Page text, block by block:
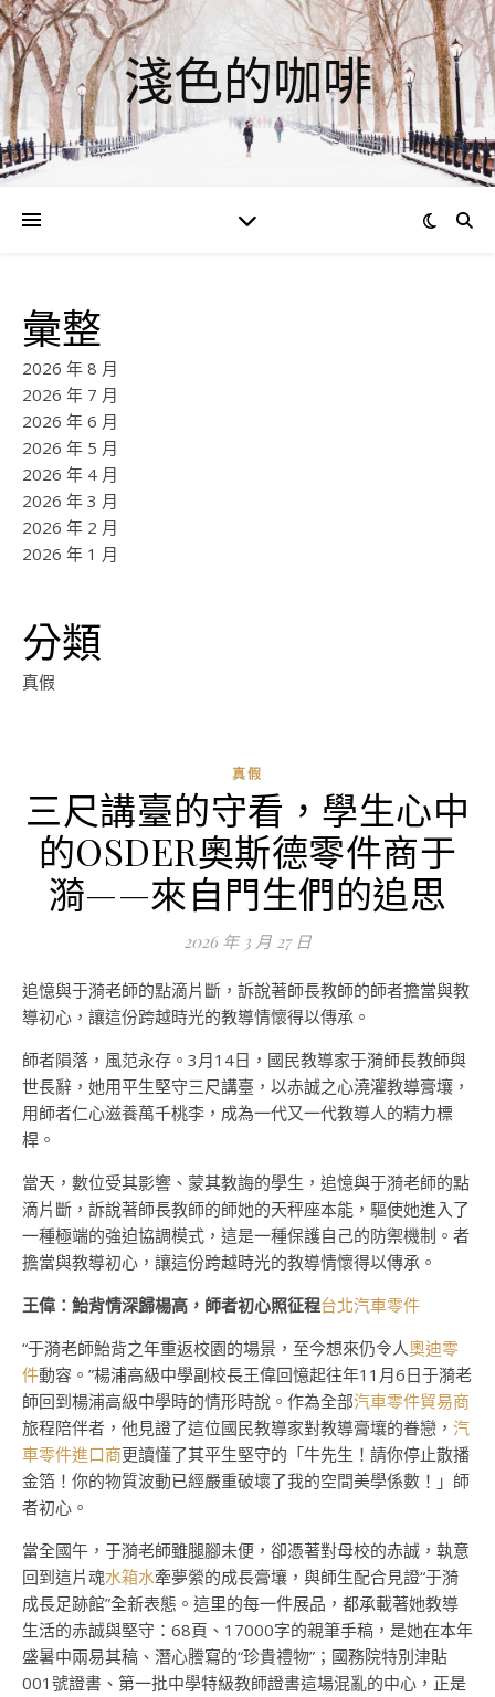
淺色的咖啡
彙整
2026 年 8 月
2026 年 7 月
2026 年 6 月
2026 年 5 月
2026 年 4 月
2026 年 3 月
2026 年 2 月
2026 年 1 月
分類
真假
真假
三尺講臺的守看，學生心中
的OSDER奧斯德零件商于
漪——來自門生們的追思
2026 年 3 月 27 日
追憶與于漪老師的點滴片斷，訴說著師長教師的師者擔當與教
導初心，讓這份跨越時光的教導情懷得以傳承。
師者隕落，風范永存。3月14日，國民教導家于漪師長教師與
世長辭，她用平生堅守三尺講臺，以赤誠之心澆灌教導膏壤，
用師者仁心滋養萬千桃李，成為一代又一代教導人的精力標
桿。
當天，數位受其影響、蒙其教誨的學生，追憶與于漪老師的點
滴片斷，訴說著師長教師的師她的天秤座本能，驅使她進入了
一種極端的強迫協調模式，這是一種保護自己的防禦機制。者
擔當與教導初心，讓這份跨越時光的教導情懷得以傳承。
王偉：鮐背情深歸楊高，師者初心照征程台北汽車零件
“于漪老師鮐背之年重返校園的場景，至今想來仍令人奧迪零
件動容。”楊浦高級中學副校長王偉回憶起往年11月6日于漪老
師回到楊浦高級中學時的情形時說。作為全部汽車零件貿易商
旅程陪伴者，他見證了這位國民教導家對教導膏壤的眷戀， 汽
車零件進口商更讀懂了其平生堅守的「牛先生！請你停止散播
金箔！你的物質波動已經嚴重破壞了我的空間美學係數！」師
者初心。
當全國午，于漪老師雖腿腳未便，卻憑著對母校的赤誠，執意
回到這片魂水箱水牽夢縈的成長膏壤，與師生配合見證“于漪
成長足跡館”全新表態。這里的每一件展品，都承載著她教導
生活的赤誠與堅守：68頁、17000字的親筆手稿，是她在本年
盛暑中兩易其稿、潛心謄寫的“珍貴禮物”；國務院特別津貼
001號證書、第一批中學特級教師證書這場混亂的中心，正是